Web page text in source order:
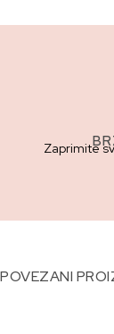
Zaprimite
POVEZANI